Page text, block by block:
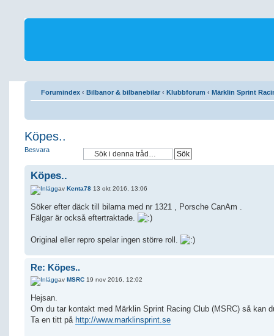
Forumindex ‹ Bilbanor & bilbanebilar ‹ Klubbforum ‹ Märklin Sprint
Köpes..
Besvara
Köpes..
av Kenta78 13 okt 2016, 13:06
Söker efter däck till bilarna med nr 1321 , Porsche CanAm .
Fälgar är också eftertraktade.
Original eller repro spelar ingen större roll.
Re: Köpes..
av MSRC 19 nov 2016, 12:02
Hejsan.
Om du tar kontakt med Märklin Sprint Racing Club (MSRC) så kan
Ta en titt på http://www.marklinsprint.se